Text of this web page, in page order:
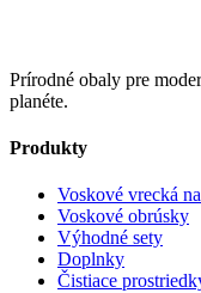
Prírodné obaly pre
planéte.
Produkty
Voskové vrecká
Voskové obrúsky
Výhodné sety
Doplnky
Čistiace